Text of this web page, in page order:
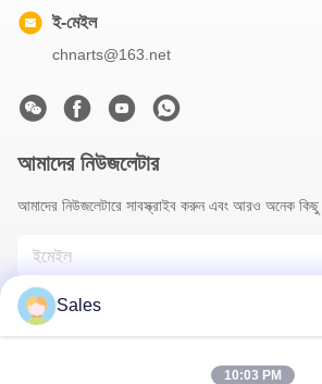
ই-মেইল
chnarts@163.net
আমাদের নিউজলেটার
আমাদের নিউজলেটারে সাবস্ক্রাইব করুন এবং আরও অনেক কিছু
Sales
10:03 PM